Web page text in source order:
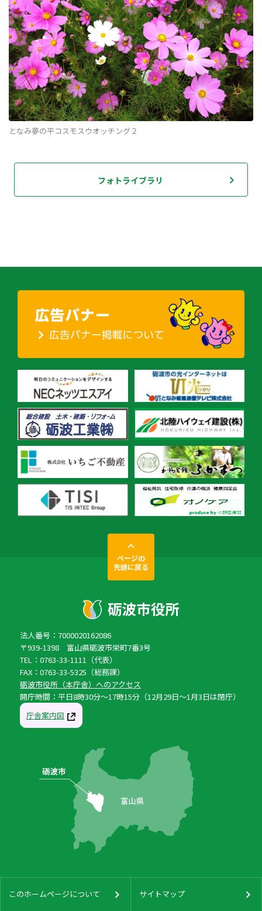
となみ夢の平コスモスウオッチング２
フォトライブラリ
ページの
先頭に戻る
法人番号：7000020162086
〒939-1398 富山県砺波市栄町7番3号
TEL：0763-33-1111（代表）
FAX：0763-33-5325（総務課）
砺波市役所（本庁舎）へのアクセス
開庁時間：平日8時30分〜17時15分（12月29日〜1月3日は閉庁）
庁舎案内図
このホームページについて サイトマップ